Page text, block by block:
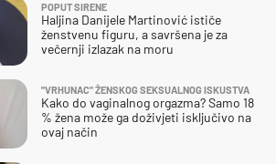
POPUT SIRENE
Haljina Danijele Martinović ističe
ženstvenu figuru, a savršena je za
večernji izlazak na moru
"VRHUNAC" ŽENSKOG SEKSUALNOG ISKUSTVA
Kako do vaginalnog orgazma? Samo 18
% žena može ga doživjeti isključivo na
ovaj način